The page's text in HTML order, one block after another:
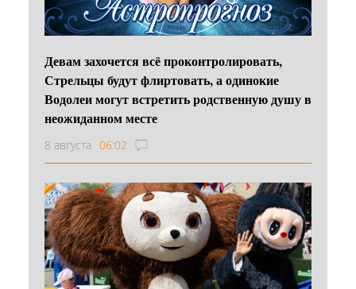
Девам захочется всё проконтролировать,
Стрельцы будут флиртовать, а одинокие
Водолеи могут встретить родственную душу в
неожиданном месте
8 августа 06:02